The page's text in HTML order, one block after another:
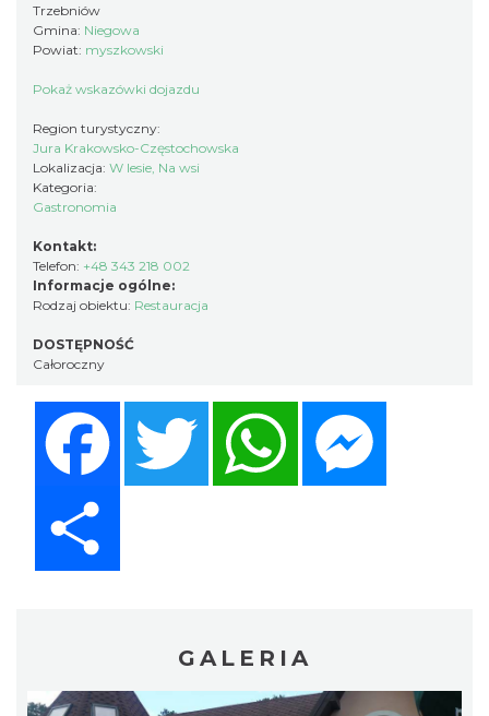
Trzebniów
Gmina: Niegowa
Powiat: myszkowski
Pokaż wskazówki dojazdu
Region turystyczny:
Jura Krakowsko-Częstochowska
Lokalizacja: W lesie, Na wsi
Kategoria:
Gastronomia
Kontakt:
Telefon: +48 343 218 002
Informacje ogólne:
Rodzaj obiektu: Restauracja
DOSTĘPNOŚĆ
Całoroczny
Twitter WhatsApp
GALERIA